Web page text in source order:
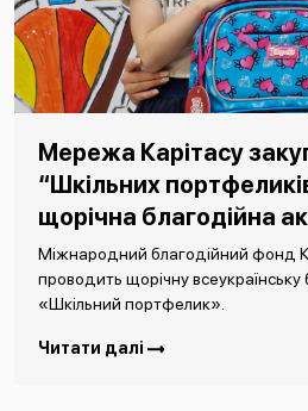
Мережа Карітасу
“Шкільних
щорічна благодійна
Міжнародний благодійний фонд
проводить щорічну всеукраїнську
«Шкільний портфелик».
Читати далі